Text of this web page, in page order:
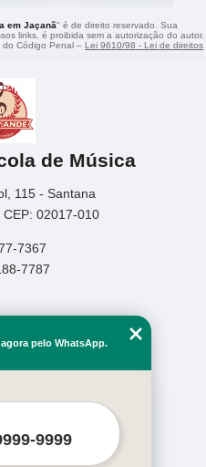
em Jaçanã" é de direito reservado. Sua
links, é proibida sem a autorização do autor.
do Código Penal – Lei 9610/98 - Lei de direitos
de Música
115 - Santana
CEP: 02017-010
7367
7787
pelo WhatsApp.